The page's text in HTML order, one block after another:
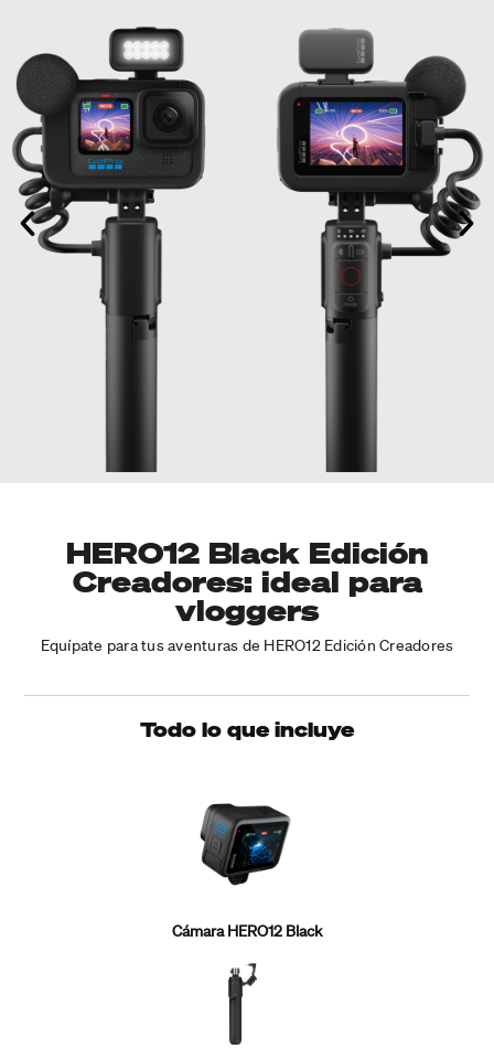
HERO12 Black Edición
Creadores: ideal para
vloggers
Equípate para tus aventuras de HERO12 Edición Creadores
Todo lo que incluye
Cámara HERO12 Black